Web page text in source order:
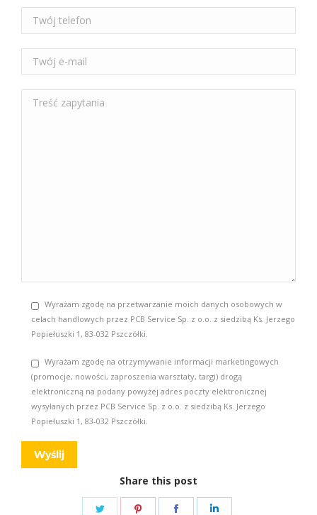
Wyrażam zgodę na przetwarzanie moich danych osobowych w
celach handlowych przez PCB Service Sp. z o.o. z siedzibą Ks. Jerzego
Popiełuszki 1, 83-032 Pszczółki.
Wyrażam zgodę na otrzymywanie informacji marketingowych
(promocje, nowości, zaproszenia warsztaty, targi) drogą
elektroniczną na podany powyżej adres poczty elektronicznej
wysyłanych przez PCB Service Sp. z o.o. z siedzibą Ks. Jerzego
Popiełuszki 1, 83-032 Pszczółki.
Share this post
Share
Share
Share